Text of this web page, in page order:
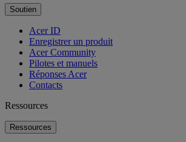
Soutien
Acer ID
Enregistrer un produit
Acer Community
Pilotes et manuels
Réponses Acer
Contacts
Ressources
Ressources